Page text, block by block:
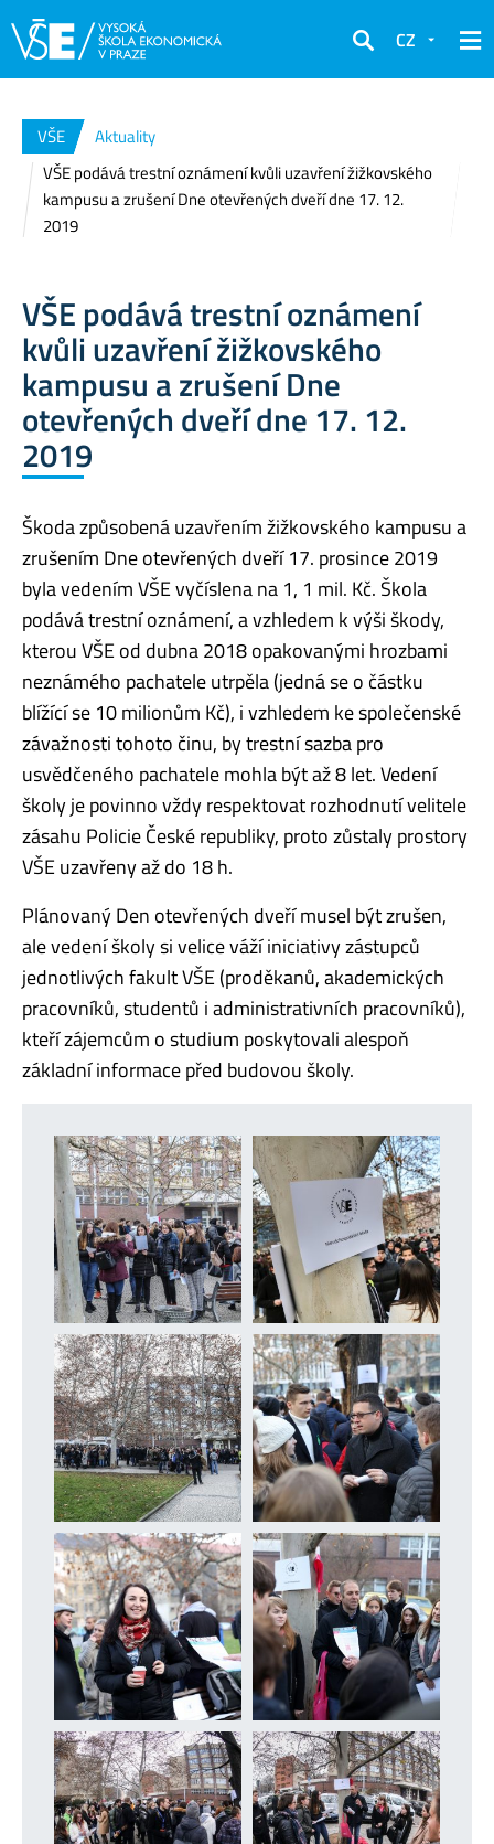
Hledat
CZ
VŠE
Aktuality
VŠE podává trestní oznámení kvůli uzavření žižkovského
kampusu a zrušení Dne otevřených dveří dne 17. 12.
2019
VŠE podává trestní oznámení
kvůli uzavření žižkovského
kampusu a zrušení Dne
otevřených dveří dne 17. 12.
2019
Škoda způsobená uzavřením žižkovského kampusu a
zrušením Dne otevřených dveří 17. prosince 2019
byla vedením VŠE vyčíslena na 1, 1 mil. Kč. Škola
podává trestní oznámení, a vzhledem k výši škody,
kterou VŠE od dubna 2018 opakovanými hrozbami
neznámého pachatele utrpěla (jedná se o částku
blížící se 10 milionům Kč), i vzhledem ke společenské
závažnosti tohoto činu, by trestní sazba pro
usvědčeného pachatele mohla být až 8 let. Vedení
školy je povinno vždy respektovat rozhodnutí velitele
zásahu Policie České republiky, proto zůstaly prostory
VŠE uzavřeny až do 18 h.
Plánovaný Den otevřených dveří musel být zrušen,
ale vedení školy si velice váží iniciativy zástupců
jednotlivých fakult VŠE (proděkanů, akademických
pracovníků, studentů i administrativních pracovníků),
kteří zájemcům o studium poskytovali alespoň
základní informace před budovou školy.